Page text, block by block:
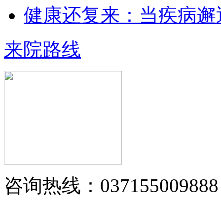
王小博 住院医师
疗与科研多年… 【详情】
于郑州第四军医…【详情】
健康还复来：当疾病邂
来院路线
咨询热线：037155009888